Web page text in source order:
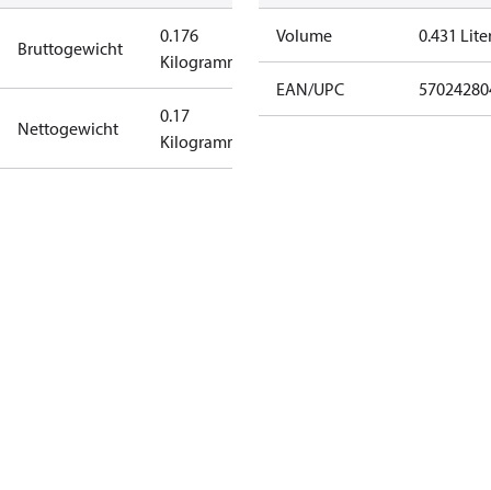
Bruttogewicht
0.176
Kilogramm
Nettogewicht
0.17
Kilogramm
Volume 0.431
EAN/UPC